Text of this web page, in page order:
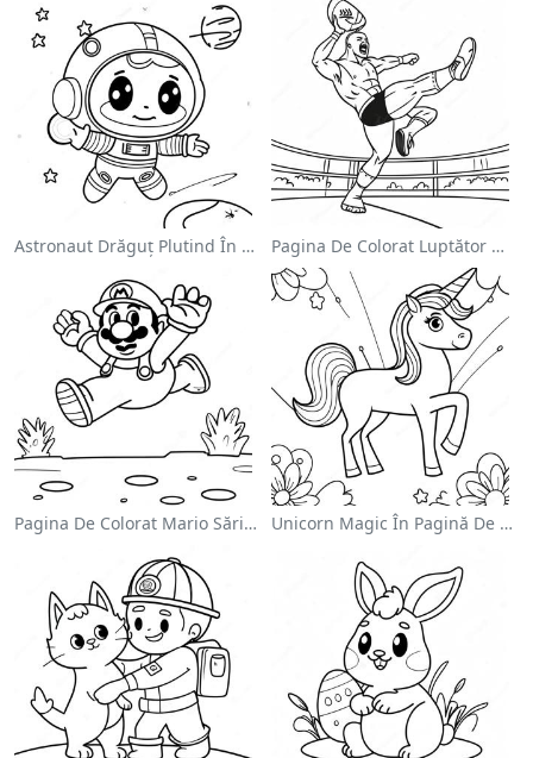
Astronaut Drăguț Plutind În Spațiu - Pagina De Colorat Pagina De Colorat Luptător Wwe Sărind Pe Inamic
Pagina De Colorat Mario Sărind Peste Goombas Unicorn Magic În Pagină De Colorat Cu Curcubeu